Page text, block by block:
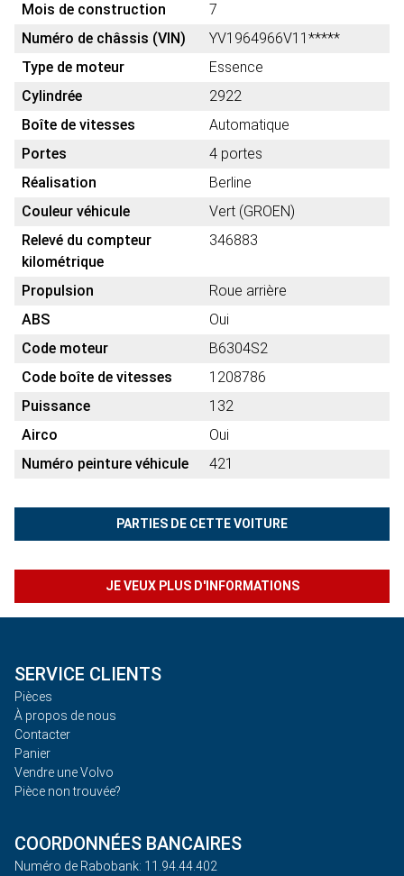
Mois de construction
7
Numéro de châssis (VIN)
YV1964966V11*****
Type de moteur
Essence
Cylindrée
2922
Boîte de vitesses
Automatique
Portes
4 portes
Réalisation
Berline
Couleur véhicule
Vert (GROEN)
Relevé du compteur
kilométrique
346883
Propulsion
Roue arrière
ABS
Oui
Code moteur
B6304S2
Code boîte de vitesses
1208786
Puissance
132
Airco
Oui
Numéro peinture véhicule
421
PARTIES DE CETTE VOITURE
JE VEUX PLUS D'INFORMATIONS
SERVICE CLIENTS
Pièces
À propos de nous
Contacter
Panier
Vendre une Volvo
Pièce non trouvée?
COORDONNÉES BANCAIRES
Numéro de Rabobank: 11.94.44.402